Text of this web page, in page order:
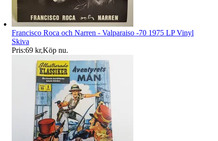
Francisco Roca och Narren - Valparaiso -70 1975 LP Vinyl
Skiva
Pris:69 kr,Köp nu.